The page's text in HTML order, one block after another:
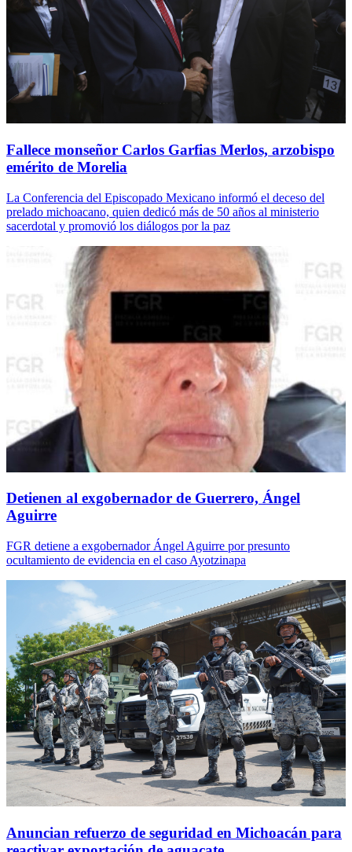
Fallece monseñor Carlos Garfias Merlos, arzobispo
emérito de Morelia
La Conferencia del Episcopado Mexicano informó el deceso del
prelado michoacano, quien dedicó más de 50 años al ministerio
sacerdotal y promovió los diálogos por la paz
Detienen al exgobernador de Guerrero, Ángel
Aguirre
FGR detiene a exgobernador Ángel Aguirre por presunto
ocultamiento de evidencia en el caso Ayotzinapa
Anuncian refuerzo de seguridad en Michoacán para